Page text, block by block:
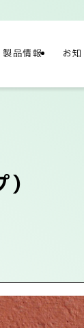
ネット
製品情報 お